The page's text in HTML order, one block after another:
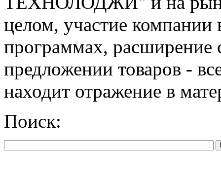
целом, участие компании
программах, расширение
предложении товаров -
находит отражение в
Поиск: